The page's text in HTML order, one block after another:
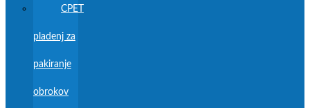
CPET
pladenj za
pakiranje
obrokov